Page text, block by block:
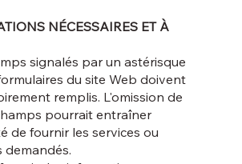
NÉCESSAIRES ET À
signalés par un astérisque
du site Web doivent
remplis. L'omission de
pourrait entraîner
de fournir les services ou